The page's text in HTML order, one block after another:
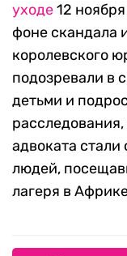
уходе12
фоне скандала
королевского
подозревали в
детьми и
адвоката
людей,
лагеря в